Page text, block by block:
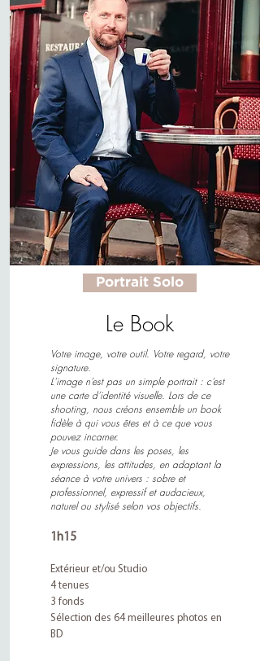
Portrait Solo
Le Book
Votre image, votre outil. Votre regard, votre
signature.
L'image n’est pas un simple portrait : c’est
une carte d’identité visuelle. Lors de ce
shooting, nous créons ensemble un book
fidèle à qui vous êtes et à ce que vous
pouvez incarner.
Je vous guide dans les poses, les
expressions, les attitudes, en adaptant la
séance à votre univers : sobre et
professionnel, expressif et audacieux,
naturel ou stylisé selon vos objectifs.
1h15
Extérieur et/ou Studio
4 tenues
3 fonds
Sélection des 64 meilleures photos en
BD